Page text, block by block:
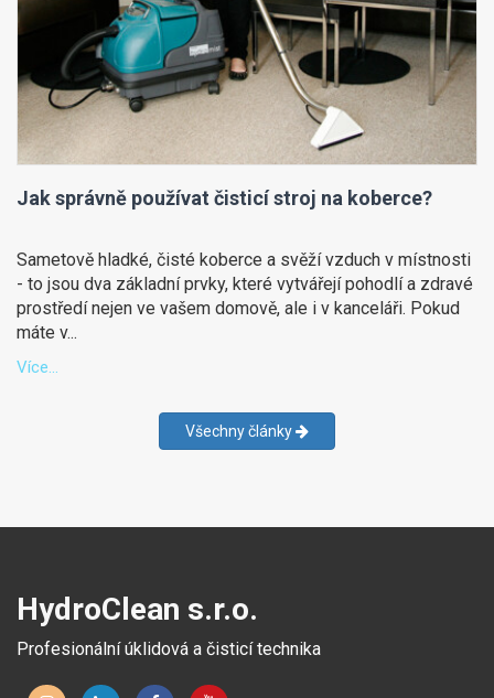
Jak správně používat čisticí stroj na koberce?
Sametově hladké, čisté koberce a svěží vzduch v místnosti
- to jsou dva základní prvky, které vytvářejí pohodlí a zdravé
prostředí nejen ve vašem domově, ale i v kanceláři. Pokud
máte v...
Více...
Všechny články
HydroClean s.r.o.
Profesionální úklidová a čisticí technika